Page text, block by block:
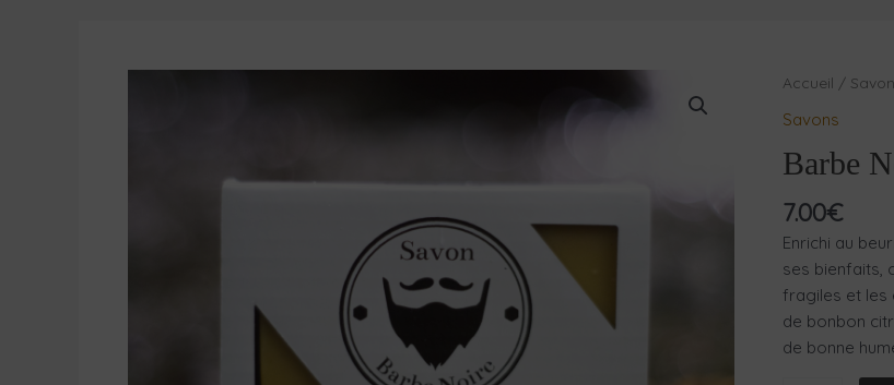
Accueil /
Savons
Barbe
7.00€
Enrichi au
ses bienfaits,
fragiles et les
de bonbon
de bonne